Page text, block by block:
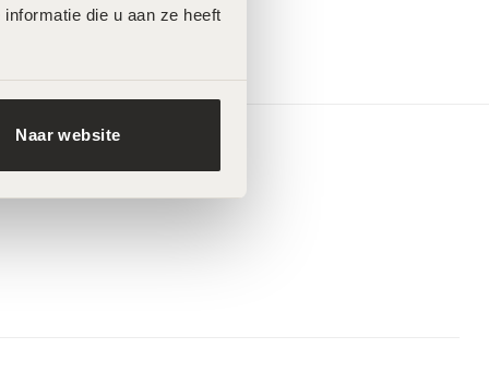
die u aan ze heeft
Naar website